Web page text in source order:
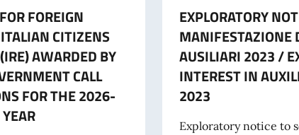
FOREIGN
CITIZENS
AWARDED BY
CALL
FOR THE 2026-
EXPLORATORY
MANIFESTAZIONE
AUSILIARI 2023 /
INTEREST IN
2023
Exploratory notice to